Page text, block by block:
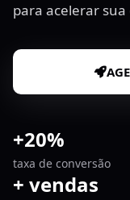
para acelerar sua
+20%
taxa de conversão
+ vendas